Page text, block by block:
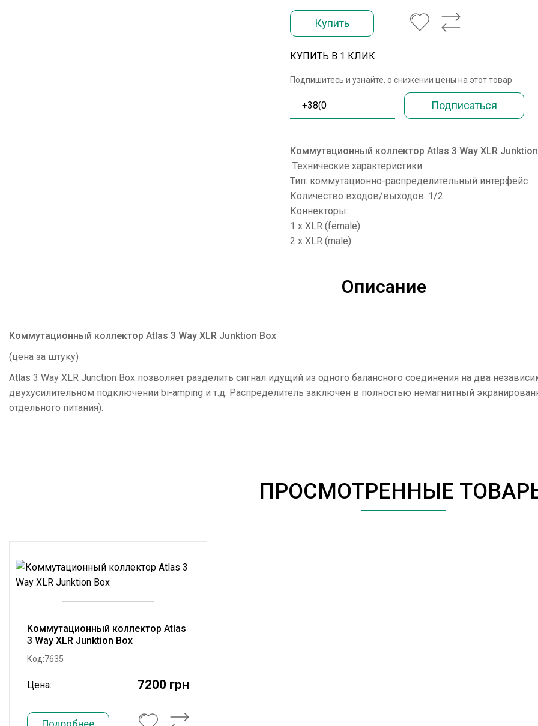
Купить
КУПИТЬ В 1 КЛИК
Подпишитесь и узнайте, о снижении цены на этот товар
Коммутационный коллектор Atlas 3 Way XLR
Технические характеристики
Тип: коммутационно-распределительный интерфейс
Количество входов/выходов: 1/2
Коннекторы:
1 x XLR (female)
2 x XLR (male)
Описание
Коммутационный коллектор Atlas 3 Way XLR Junktion Box
(цена за штуку)
Atlas 3 Way XLR Junction Box позволяет разделить сигнал идущий из одного балансного соединения на два
двухусилительном подключении bi-amping и т.д. Распределитель заключен в полностью немагнитный
отдельного питания).
ПРОСМОТРЕННЫЕ
Коммутационный коллектор Atlas
3 Way XLR Junktion Box
Код:7635
Цена: 7200 грн
Подробнее